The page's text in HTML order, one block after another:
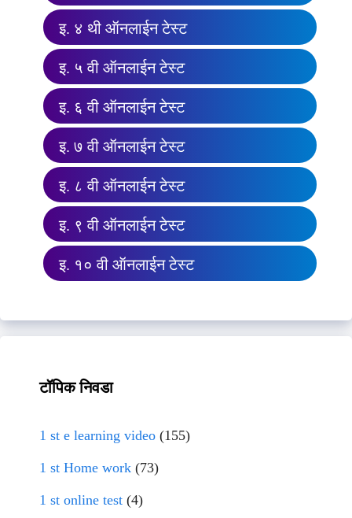
इ. ४ थी ऑनलाईन टेस्ट
इ. ५ वी ऑनलाईन टेस्ट
इ. ६ वी ऑनलाईन टेस्ट
इ. ७ वी ऑनलाईन टेस्ट
इ. ८ वी ऑनलाईन टेस्ट
इ. ९ वी ऑनलाईन टेस्ट
इ. १० वी ऑनलाईन टेस्ट
टॉपिक निवडा
1 st e learning video (155)
1 st Home work (73)
1 st online test (4)